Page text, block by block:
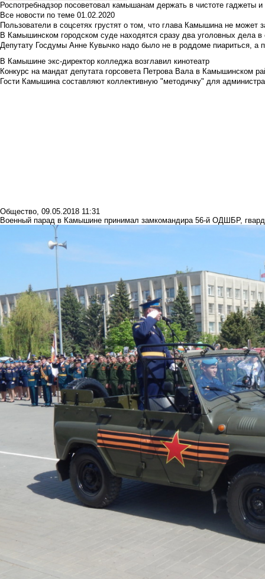
Роспотребнадзор посоветовал камышанам держать в чистоте гаджеты
Все новости по теме 01.02.2020
Пользователи в соцсетях грустят о том, что глава Камышина не может
В Камышинском городском суде находятся сразу два уголовных дела
Депутату Госдумы Анне Кувычко надо было не в роддоме пиариться, а
В Камышине экс-директор колледжа возглавил кинотеатр
Конкурс на мандат депутата горсовета Петрова Вала в Камышинском
Гости Камышина составляют коллективную "методичку" для
Общество, 09.05.2018 11:31
Военный парад в Камышине принимал замкомандира 56-й ОДШБР,